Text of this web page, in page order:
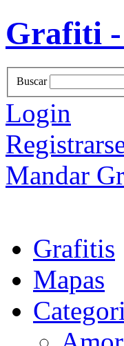
Grafiti -
Buscar
Login
Mandar
Grafitis
Mapas